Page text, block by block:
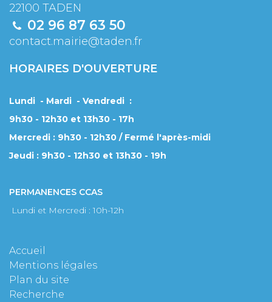
22100 TADEN
02 96 87 63 50
contact.mairie@taden.fr
HORAIRES D'OUVERTURE
Lundi - Mardi - Vendredi :
9h30 - 12h30 et 13h30 - 17h
Mercredi : 9h30 - 12h30 / Fermé l'après-midi
Jeudi : 9h30 - 12h30 et 13h30 - 19h
PERMANENCES CCAS
Lundi et Mercredi : 10h-12h
Accueil
Mentions légales
Plan du site
Recherche